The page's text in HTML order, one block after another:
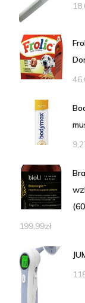
199,99zł